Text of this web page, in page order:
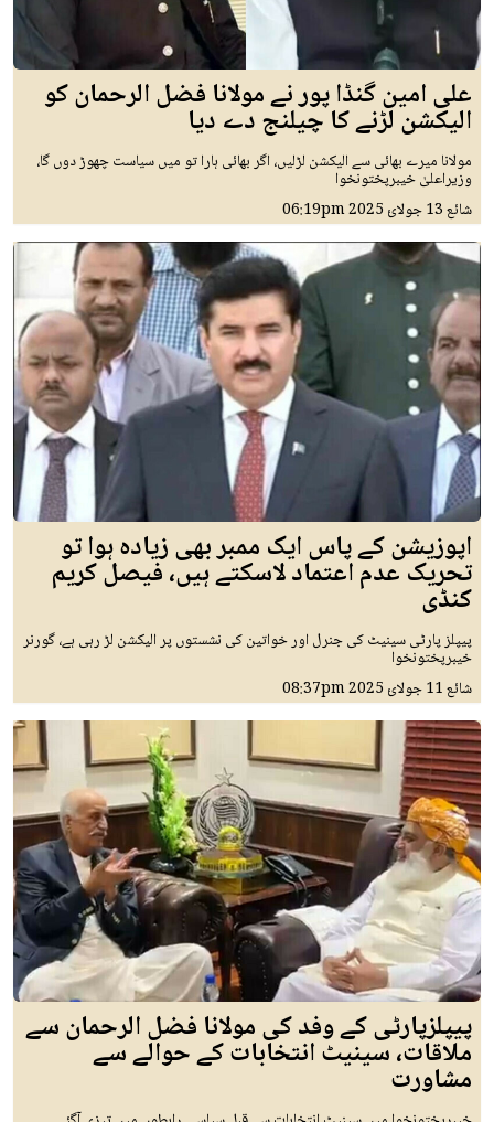
علی امین گنڈا پور نے مولانا فضل الرحمان کو
الیکشن لڑنے کا چیلنج دے دیا
مولانا میرے بھائی سے الیکشن لڑلیں، اگر بھائی ہارا تو میں سیاست چھوڑ دوں گا،
وزیراعلیٰ خیبرپختونخوا
شائع13 جولائ 2025 06:19pm
اپوزیشن کے پاس ایک ممبر بھی زیادہ ہوا تو
تحریک عدم اعتماد لاسکتے ہیں، فیصل کریم
کنڈی
پیپلز پارٹی سینیٹ کی جنرل اور خواتین کی نشستوں پر الیکشن لڑ رہی ہے، گورنر
خیبرپختونخوا
شائع11 جولائ 2025 08:37pm
پیپلزپارٹی کے وفد کی مولانا فضل الرحمان سے
ملاقات، سینیٹ انتخابات کے حوالے سے
مشاورت